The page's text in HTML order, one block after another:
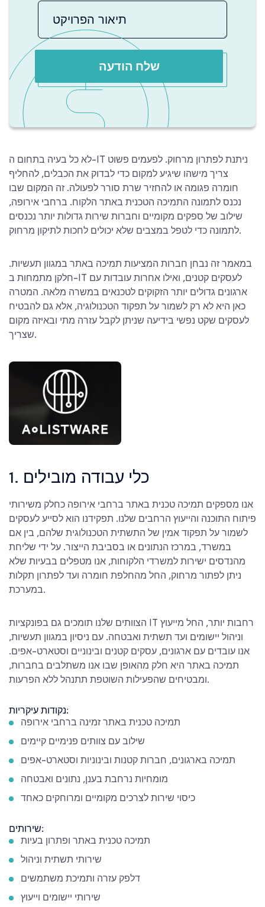
שלח הודעה
לא כל בעיה בתחום ה-IT ניתנת לפתרון מרחוק. לפעמים פשוט
צריך מישהו שיגיע למקום כדי לבדוק את הכבלים, להחליף
חומרה פגומה או להחזיר שרת סורר לפעולה. זה המקום שבו
נכנס לתמונה התמיכה הטכנית באתר הלקוח. ברחבי אירופה,
שילוב של ספקים מקומיים וחברות שירות גדולות יותר נכנסים
לתמונה כדי לטפל במצבים שלא יכולים לחכות לתיקון מרחוק.
במאמר זה נבחן חברות המציעות תמיכה באתר במגוון תעשיות.
חלקן מתמחות ב-IT לעסקים קטנים, ואילו אחרות עובדות עם
ארגונים גדולים יותר הזקוקים לטכנאים במשרה מלאה. המטרה
כאן היא לא רק לשמור על תפקוד הטכנולוגיה, אלא גם להבטיח
לעסקים שקט נפשי בידיעה שניתן לקבל עזרה מתי ובאיזה מקום
שצריך.
1. כלי עבודה מובילים
אנו מספקים תמיכה טכנית באתר ברחבי אירופה כחלק משירותי
פיתוח התוכנה והייעוץ הרחבים שלנו. תפקידנו הוא לסייע לעסקים
לשמור על תפקוד אמין של התשתית הטכנולוגית שלהם, בין אם
במשרד, במרכז הנתונים או בסביבת הייצור. על ידי שליחת
מהנדסים ישירות למשרדי הלקוחות, אנו מטפלים בבעיות שלא
ניתן לפתור מרחוק, החל מהחלפת חומרה ועד לפתרון תקלות
במערכת.
הצוותים שלנו תומכים גם בפונקציות IT רחבות יותר, החל מייעוץ
וניהול יישומים ועד תשתית ואבטחה. עם ניסיון במגוון תעשיות,
אנו עובדים עם ארגונים, עסקים קטנים ובינוניים וסטארט-אפים.
תמיכה באתר היא חלק מהאופן שבו אנו משתלבים בחברות,
ומבטיחים שהפעילות השוטפת תתנהל ללא הפרעות.
נקודות עיקריות:
תמיכה טכנית באתר זמינה ברחבי אירופה
שילוב עם צוותים פנימיים קיימים
תמיכה בארגונים, חברות קטנות ובינוניות וסטארט-אפים
מומחיות נרחבת בענן, נתונים ואבטחה
כיסוי שירות לצרכים מקומיים ומרוחקים כאחד
שירותים:
תמיכה טכנית באתר ופתרון בעיות
שירותי תשתית וניהול
דלפק עזרה ותמיכת משתמשים
שירותי יישומים וייעוץ